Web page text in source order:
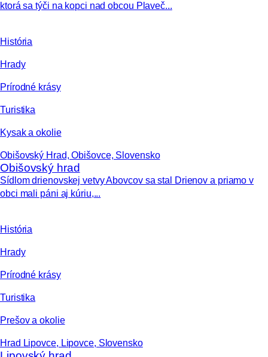
ktorá sa týči na kopci nad obcou Plaveč...
História
Hrady
Prírodné krásy
Turistika
Kysak a okolie
Obišovský Hrad, Obišovce, Slovensko
Obišovský hrad
Sídlom drienovskej vetvy Abovcov sa stal Drienov a priamo v
obci mali páni aj kúriu,...
História
Hrady
Prírodné krásy
Turistika
Prešov a okolie
Hrad Lipovce, Lipovce, Slovensko